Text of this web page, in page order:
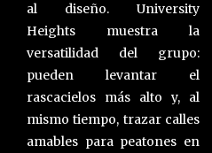
al diseño. University
Heights muestra la
versatilidad del grupo:
pueden levantar el
rascacielos más alto y, al
mismo tiempo, trazar calles
amables para peatones en